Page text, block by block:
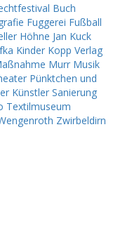
Buch
Fuggerei Fußball
Höhne Jan Kuck
Kinder Kopp Verlag
Murr Musik
Pünktchen und
Künstler Sanierung
Textilmuseum
Zwirbeldirn